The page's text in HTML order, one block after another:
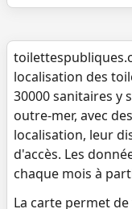
localisation des
30000 sanitaires y
outre-mer, avec
localisation, leur
d'accès. Les
chaque mois à
La carte permet